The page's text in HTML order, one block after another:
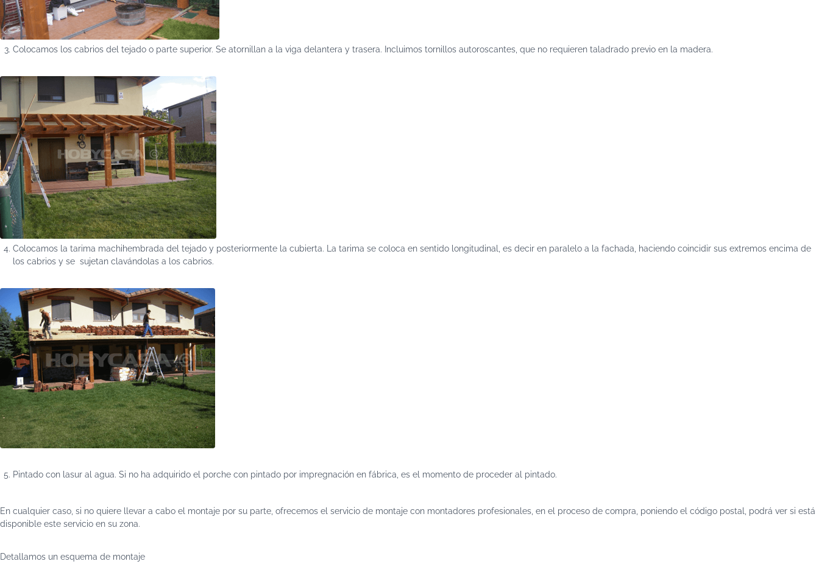
Colocamos los cabrios del tejado o parte superior. Se atornillan a la viga delantera y trasera. Incluimos tornillos autoroscantes, que no requieren taladrado previo en la madera.
Colocamos la tarima machihembrada del tejado y posteriormente la cubierta. La tarima se coloca en sentido longitudinal, es decir en paralelo a la fachada, haciendo coincidir sus extremos encima de
los cabrios y se sujetan clavándolas a los cabrios.
Pintado con lasur al agua. Si no ha adquirido el porche con pintado por impregnación en fábrica, es el momento de proceder al pintado.
En cualquier caso, si no quiere llevar a cabo el montaje por su parte, ofrecemos el servicio de montaje con montadores profesionales, en el proceso de compra, poniendo el código postal, podrá ver si está
disponible este servicio en su zona.
Detallamos un esquema de montaje